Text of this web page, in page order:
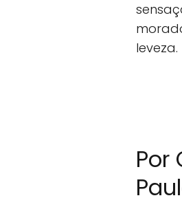
leveza.
Por